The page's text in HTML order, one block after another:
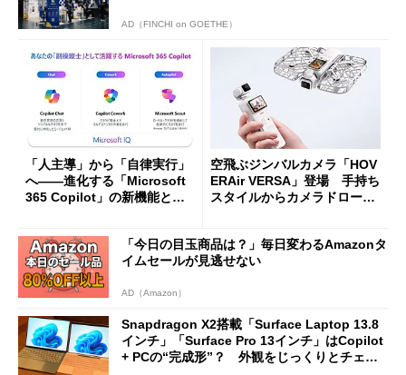
AD（FINCHI on GOETHE）
「人主導」から「自律実行」
へ――進化する「Microsoft
365 Copilot」の新機能とエ
空飛ぶジンバルカメラ「HOV
ERAir VERSA」登場 手持ち
スタイルからカメラドローン
「今日の目玉商品は？」毎日変わるAmazonタ
イムセールが見逃せない
AD（Amazon）
Snapdragon X2搭載「Surface Laptop 13.8
インチ」「Surface Pro 13インチ」はCopilot
+ PCの“完成形”？ 外観をじっくりとチェッ